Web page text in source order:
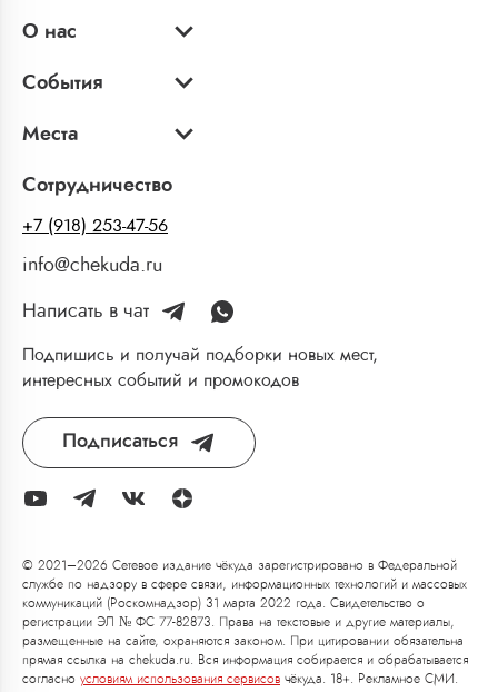
О нас
События
Места
Сотрудничество
+7 (918) 253-47-56
info@chekuda.ru
Написать в чат
Подпишись и получай подборки новых мест,
интересных событий и промокодов
Подписаться
© 2021–2026 Сетевое издание чёкуда зарегистрировано в Федеральной
службе по надзору в сфере связи, информационных технологий и массовых
коммуникаций (Роскомнадзор) 31 марта 2022 года. Свидетельство о
регистрации ЭЛ № ФС 77-82873. Права на текстовые и другие материалы,
размещенные на сайте, охраняются законом. При цитировании обязательна
прямая ссылка на chekuda.ru. Вся информация собирается и обрабатывается
согласно условиям использования сервисов чёкуда. 18+. Рекламное СМИ.